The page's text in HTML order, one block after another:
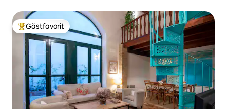
Populär gästfavorit
Gästfavorit